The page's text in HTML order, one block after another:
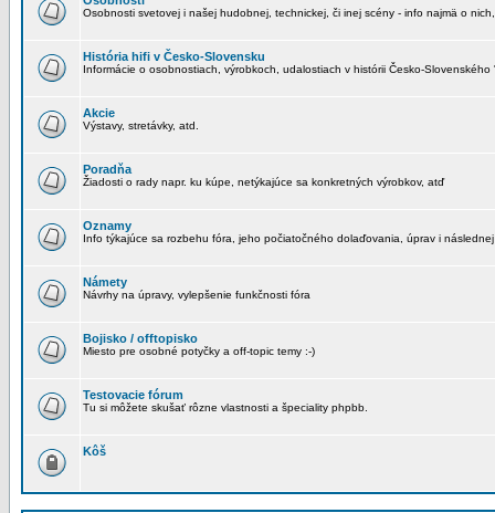
Osobnosti svetovej i našej hudobnej, technickej, či inej scény - info najmä o
História hifi v Česko-Slovensku
Informácie o osobnostiach, výrobkoch, udalostiach v histórii Česko-Slovenského
Akcie
Výstavy, stretávky, atd.
Poradňa
Žiadosti o rady napr. ku kúpe, netýkajúce sa konkretných výrobkov, atď
Oznamy
Info týkajúce sa rozbehu fóra, jeho počiatočného dolaďovania, úprav i
Námety
Návrhy na úpravy, vylepšenie funkčnosti fóra
Bojisko / offtopisko
Miesto pre osobné potyčky a off-topic temy :-)
Testovacie fórum
Tu si môžete skušať rôzne vlastnosti a špeciality phpbb.
Kôš